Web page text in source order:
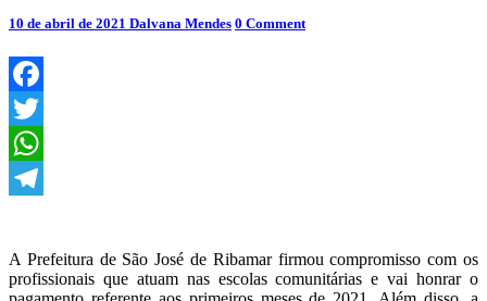
comunitárias
abril
em
São
José
de
Ribamar
10 de abril de 2021 Dalvana Mendes Comments
0 Comment
Facebook
Twitter
WhatsApp
A Prefeitura de São José de Ribamar firmou compromisso com os
profissionais que atuam nas escolas comunitárias e vai honrar o